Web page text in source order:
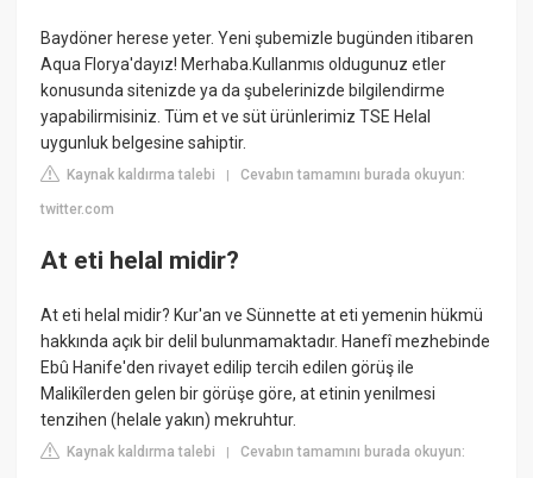
Baydöner herese yeter. Yeni şubemizle bugünden itibaren
Aqua Florya'dayız! Merhaba.Kullanmıs oldugunuz etler
konusunda sitenizde ya da şubelerinizde bilgilendirme
yapabilirmisiniz. Tüm et ve süt ürünlerimiz TSE Helal
uygunluk belgesine sahiptir.
Kaynak kaldırma talebi |Cevabın tamamını burada okuyun:
twitter.com
At eti helal midir?
At eti helal midir? Kur'an ve Sünnette at eti yemenin hükmü
hakkında açık bir delil bulunmamaktadır. Hanefî mezhebinde
Ebû Hanife'den rivayet edilip tercih edilen görüş ile
Malikîlerden gelen bir görüşe göre, at etinin yenilmesi
tenzihen (helale yakın) mekruhtur.
Kaynak kaldırma talebi |Cevabın tamamını burada okuyun: